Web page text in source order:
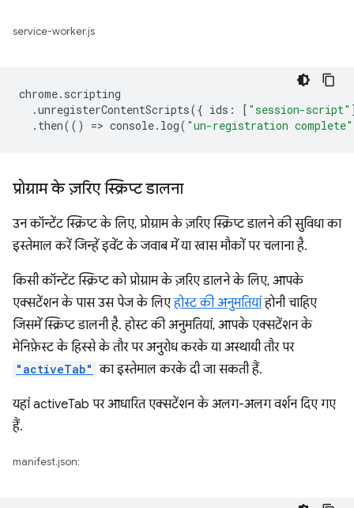
service-worker.js
chrome. scripting
.unregisterContentScripts({ ids : [ "session-script"
. then(() => console. log( "un-registration complete"
प्रोग्राम के ज़रिए स्क्रिप्ट डालना
उन कॉन्टेंट स्क्रिप्ट के लिए, प्रोग्राम के ज़रिए स्क्रिप्ट डालने की सुविधा का
इस्तेमाल करें जिन्हें इवेंट के जवाब में या खास मौकों पर चलाना है.
किसी कॉन्टेंट स्क्रिप्ट को प्रोग्राम के ज़रिए डालने के लिए, आपके
एक्सटेंशन के पास उस पेज के लिएहोस्ट की अनुमतियांहोनी चाहिए
जिसमें स्क्रिप्ट डालनी है. होस्ट की अनुमतियां, आपके एक्सटेंशन के
मेनिफ़ेस्ट के हिस्से के तौर पर अनुरोध करके या अस्थायी तौर पर
"activeTab" का इस्तेमाल करके दी जा सकती हैं.
यहां activeTab पर आधारित एक्सटेंशन के अलग-अलग वर्शन दिए गए
हैं.
manifest.json: